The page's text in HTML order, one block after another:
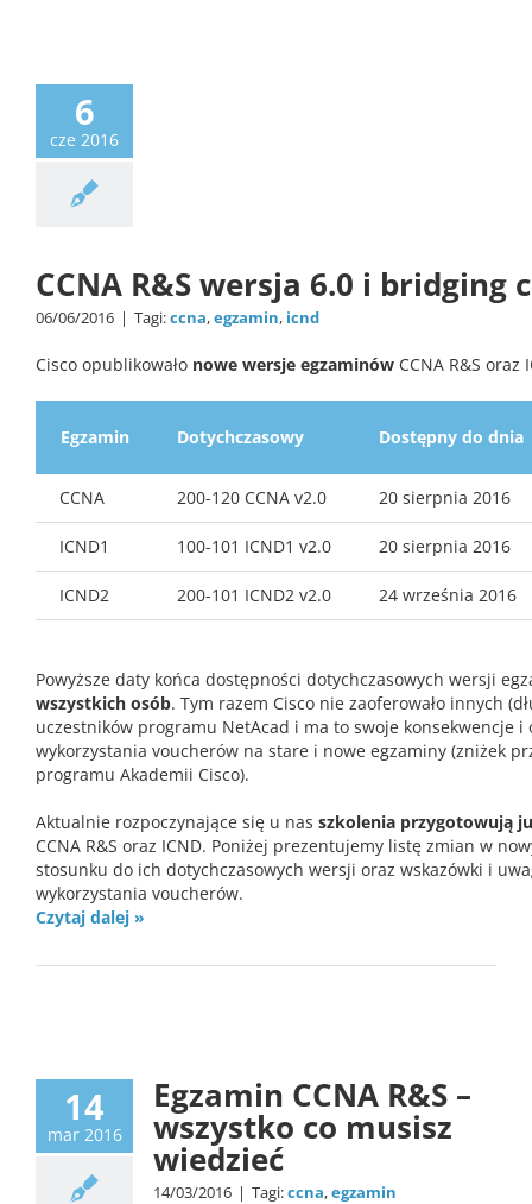
6
cze 2016
CCNA R&S wersja 6.0 i bridging
06/06/2016 | Tagi:ccna,egzamin, icnd
Cisco opublikowało nowe wersje egzaminów CCNA R&S oraz
Egzamin Dotychczasowy Dostępny do dnia
CCNA 200-120 CCNA v2.0 20 sierpnia 2016
ICND1 100-101 ICND1 v2.0 20 sierpnia 2016
ICND2 200-101 ICND2 v2.0 24 września 2016
Powyższe daty końca dostępności dotychczasowych wersji
wszystkich osób. Tym razem Cisco nie zaoferowało innych
uczestników programu NetAcad i ma to swoje konsekwencje
wykorzystania voucherów na stare i nowe egzaminy (zniżek
programu Akademii Cisco).
Aktualnie rozpoczynające się u nas szkolenia przygotowują
CCNA R&S oraz ICND. Poniżej prezentujemy listę zmian w
stosunku do ich dotychczasowych wersji oraz wskazówki i
wykorzystania voucherów.
Czytaj dalej »
14
mar 2016
Egzamin CCNA R&S –
wszystko co musisz
wiedzieć
14/03/2016 | Tagi:ccna,egzamin